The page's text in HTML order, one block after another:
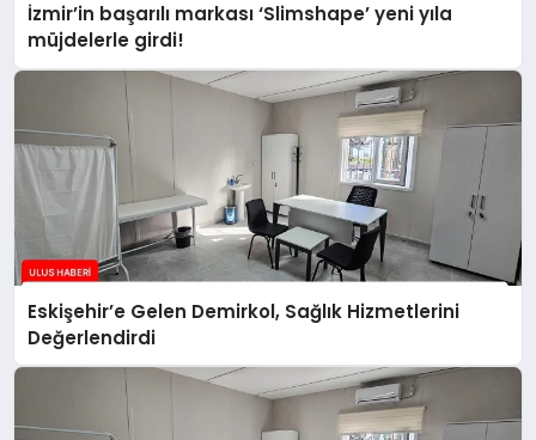
İzmir’in başarılı markası ‘Slimshape’ yeni yıla
müjdelerle girdi!
Eskişehir’e Gelen Demirkol, Sağlık Hizmetlerini
Değerlendirdi